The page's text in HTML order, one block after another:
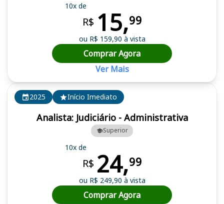
2025 Início Imediato
Analista: Judiciário - Administrativa
Superior
10x de
R$ 24,99
ou R$ 249,90 à vista
Comprar Agora
10x de
R$ 15,99
ou R$ 159,90 à vista
Comprar Agora
Ver Mais